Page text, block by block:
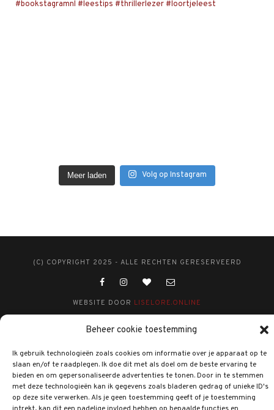
Beheer cookie toestemming
Ik gebruik technologieën zoals cookies om informatie over je apparaat op te
slaan en/of te raadplegen. Ik doe dit met als doel om de beste ervaring te
bieden en om gepersonaliseerde advertenties te tonen. Door in te stemmen
met deze technologieën kan ik gegevens zoals bladeren gedrag of unieke ID's
op deze site verwerken. Als je geen toestemming geeft of je toestemming
Meer laden Volg op Instagram
(C) COPYRIGHT 2025 - ALLE RECHTEN GERESERVEERD
WEBSITE DOOR LISELORE.ONLINE